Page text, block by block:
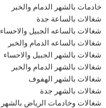
خادمات بالشهر الدمام والخبر
شغالات بالساعة جدة
شغالات بالساعه الجبيل والاحساء
شغالات بالساعه الدمام والخبر
شغالات بالشهر الجبيل والاحساء
شغالات بالشهر الدمام والخبر
شغالات بالشهر الهفوف
شغالات بالشهر جدة
شغالات وخادمات الرياض بالشهر